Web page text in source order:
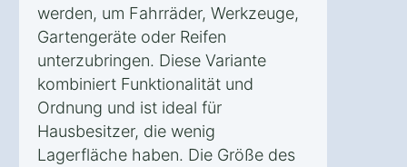
werden, um Fahrräder, Werkzeuge,
Gartengeräte oder Reifen
unterzubringen. Diese Variante
kombiniert Funktionalität und
Ordnung und ist ideal für
Hausbesitzer, die wenig
Lagerfläche haben. Die Größe des